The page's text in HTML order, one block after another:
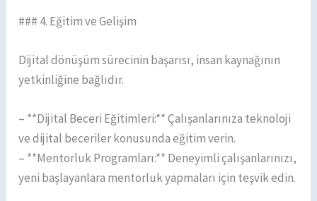
### 4. Eğitim ve Gelişim
Dijital dönüşüm sürecinin başarısı, insan kaynağının
yetkinliğine bağlıdır.
– **Dijital Beceri Eğitimleri:** Çalışanlarınıza teknoloji
ve dijital beceriler konusunda eğitim verin.
– **Mentorluk Programları:** Deneyimli çalışanlarınızı,
yeni başlayanlara mentorluk yapmaları için teşvik edin.